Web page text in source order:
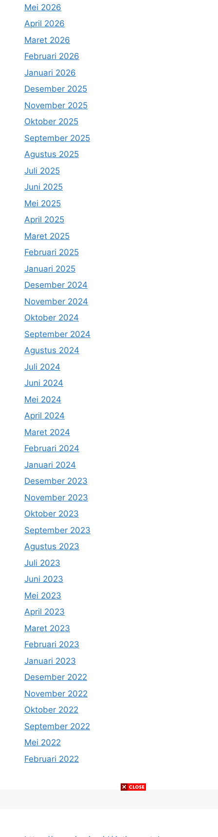
Mei 2026
April 2026
Maret 2026
Februari 2026
Januari 2026
Desember 2025
November 2025
Oktober 2025
September 2025
Agustus 2025
Juli 2025
Juni 2025
Mei 2025
April 2025
Maret 2025
Februari 2025
Januari 2025
Desember 2024
November 2024
Oktober 2024
September 2024
Agustus 2024
Juli 2024
Juni 2024
Mei 2024
April 2024
Maret 2024
Februari 2024
Januari 2024
Desember 2023
November 2023
Oktober 2023
September 2023
Agustus 2023
Juli 2023
Juni 2023
Mei 2023
April 2023
Maret 2023
Februari 2023
Januari 2023
Desember 2022
November 2022
Oktober 2022
September 2022
Mei 2022
Februari 2022